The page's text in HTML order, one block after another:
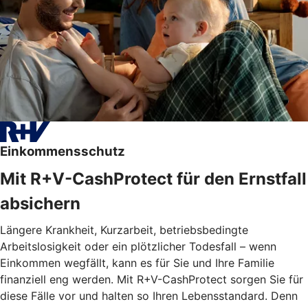
Einkommensschutz
Mit R+V-CashProtect für den Ernstfall
absichern
Längere Krankheit, Kurzarbeit, betriebsbedingte
Arbeitslosigkeit oder ein plötzlicher Todesfall – wenn
Einkommen wegfällt, kann es für Sie und Ihre Familie
finanziell eng werden. Mit R+V-CashProtect sorgen Sie für
diese Fälle vor und halten so Ihren Lebensstandard. Denn